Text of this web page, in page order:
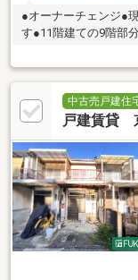
●オーナーチェンジ●
す●11階建ての9階部分
中古売戸建住
戸建賃貸